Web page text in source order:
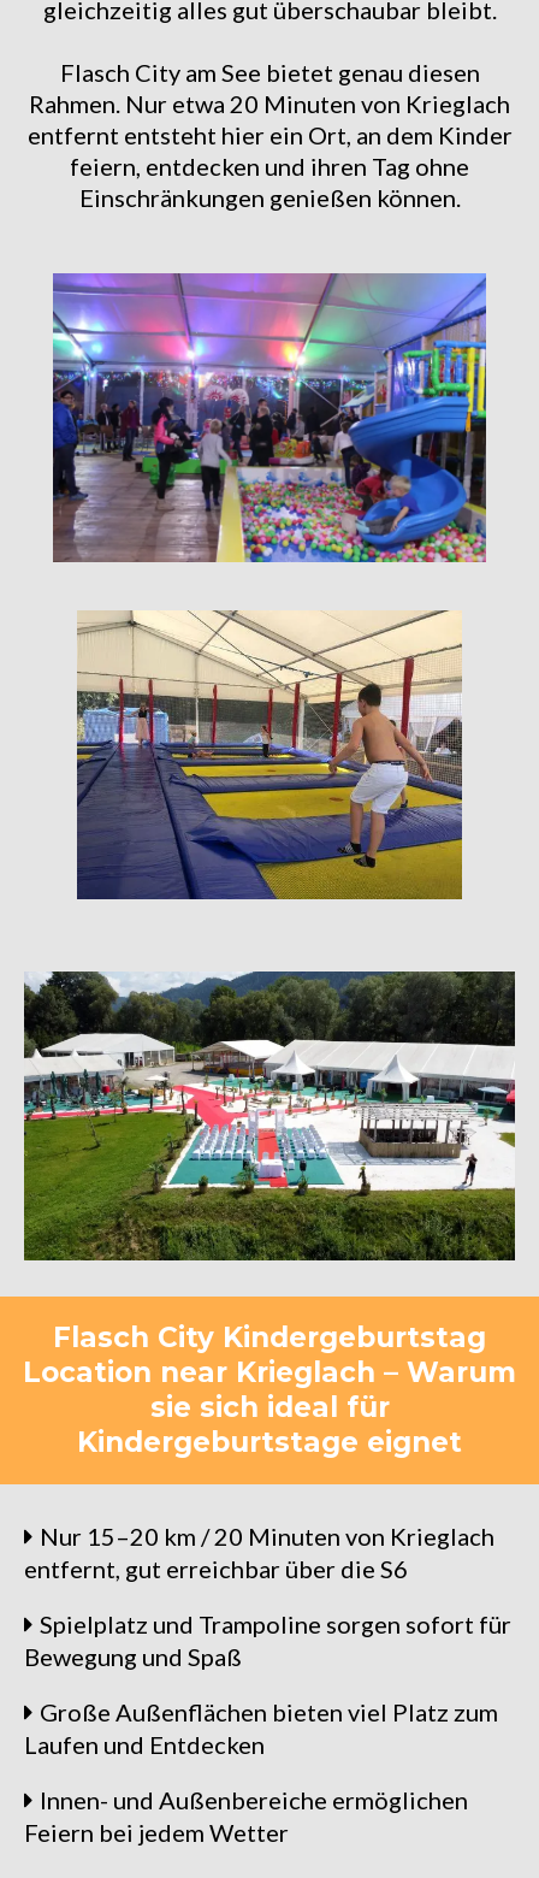
gleichzeitig alles gut überschaubar bleibt.
Flasch City am See bietet genau diesen
Rahmen. Nur etwa 20 Minuten von Krieglach
entfernt entsteht hier ein Ort, an dem Kinder
feiern, entdecken und ihren Tag ohne
Einschränkungen genießen können.
Flasch City Kindergeburtstag
Location near Krieglach – Warum
sie sich ideal für
Kindergeburtstage eignet
Nur 15–20 km / 20 Minuten von Krieglach
entfernt, gut erreichbar über die S6
Spielplatz und Trampoline sorgen sofort für
Bewegung und Spaß
Große Außenflächen bieten viel Platz zum
Laufen und Entdecken
Innen- und Außenbereiche ermöglichen
Feiern bei jedem Wetter